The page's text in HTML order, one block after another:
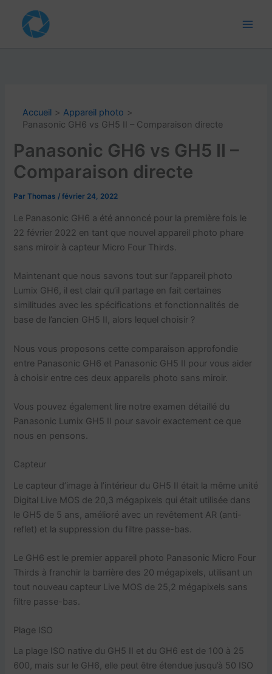
contenu
Accueil
Appareil photo
Panasonic GH6 vs GH5 II – Comparaison directe
Panasonic GH6 vs GH5 II –
Comparaison directe
ParThomas/février 24, 2022
Le Panasonic GH6 a été annoncé pour la première fois le
22 février 2022 en tant que nouvel appareil photo phare
sans miroir à capteur Micro Four Thirds.
Maintenant que nous savons tout sur l’appareil photo
Lumix GH6, il est clair qu’il partage en fait certaines
similitudes avec les spécifications et fonctionnalités de
base de l’ancien GH5 II, alors lequel choisir ?
Nous vous proposons cette comparaison approfondie
entre Panasonic GH6 et Panasonic GH5 II pour vous aider
à choisir entre ces deux appareils photo sans miroir.
Vous pouvez également lire notre examen détaillé du
Panasonic Lumix GH5 II pour savoir exactement ce que
nous en pensons.
Capteur
Le capteur d’image à l’intérieur du GH5 II était la même unité
Digital Live MOS de 20,3 mégapixels qui était utilisée dans
le GH5 de 5 ans, amélioré avec un revêtement AR (anti-
reflet) et la suppression du filtre passe-bas.
Le GH6 est le premier appareil photo Panasonic Micro Four
Thirds à franchir la barrière des 20 mégapixels, utilisant un
tout nouveau capteur Live MOS de 25,2 mégapixels sans
filtre passe-bas.
Plage ISO
La plage ISO native du GH5 II et du GH6 est de 100 à 25
600, mais sur le GH6, elle peut être étendue jusqu’à 50 ISO